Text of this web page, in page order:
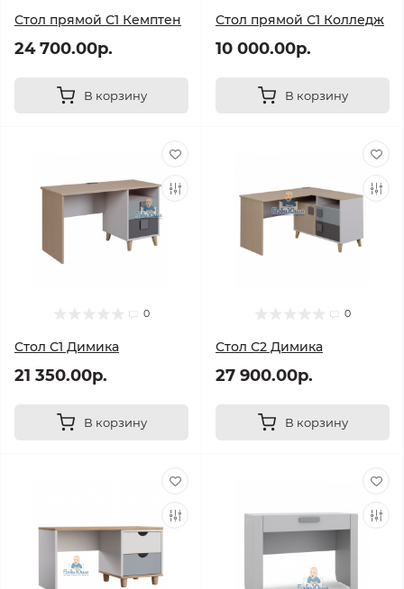
Стол прямой С1 Кемптен
24 700.00р.
В корзину
Стол прямой С1 Колледж
10 000.00р.
В корзину
0
Стол С1 Димика
21 350.00р.
В корзину
0
Стол С2 Димика
27 900.00р.
В корзину